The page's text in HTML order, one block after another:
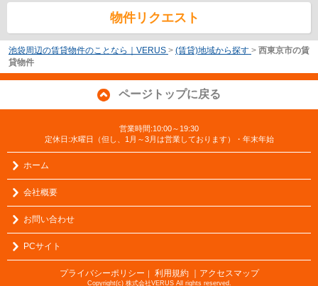
物件リクエスト
池袋周辺の賃貸物件のことなら｜VERUS > (賃貸)地域から探す > 西東京市の賃
貸物件
ページトップに戻る
営業時間:10:00～19:30
定休日:水曜日（但し、1月～3月は営業しております）・年末年始
ホーム
会社概要
お問い合わせ
PCサイト
プライバシーポリシー ｜ 利用規約 ｜アクセスマップ
Copyright(c) 株式会社VERUS All rights reserved.